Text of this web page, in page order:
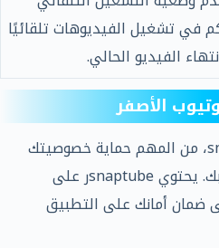
في تشغيل الفيديوهات تلقائيًا
الفيديو الحالي.
الأصفر
عند استخدام تطبيق snaptube، من المهم حماية خصوصيتك
والمعلومات الشخصية الخاصة بك. يحتوي snaptubeر على
ضمان أمانك على التطبيق